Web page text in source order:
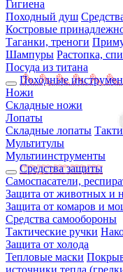
Гигиена
Походный душ
Костровые
Таганки, треноги
Шампуры Растопка,
Посуда из титана
Походные
Ножи
Складные ножи
Лопаты
Складные лопаты
Мультитулы
Мультиинструменты
Средства защиты
Самоспасатели,
Защита от животных и
Защита от комаров и
Средства самообороны
Тактические ручки
Защита от холода
Тепловые маски